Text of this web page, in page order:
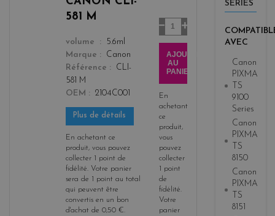
581 M
color
volume
5.6ml
Marque
Canon
Référence
CLI-
581 M
OEM
2104C001
Plus de détails
En achetant ce
produit, vous pouvez
collecter 1 point de
fidélité. Votre panier
sera de 1 point au total
qui peuvent être
convertis en un bon
d'achat de 0,50 €.
Quantité
AJOUTER
AU
PANIER
En
achetant
ce
produit,
vous
pouvez
collecter
1 point
de
fidélité.
Votre
panier
SERIES
AVEC
Canon
PIXMA
TS
9100
Series
Canon
PIXMA
TS
8150
Canon
PIXMA
TS
8151